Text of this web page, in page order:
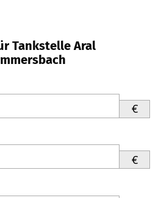
Tankstelle Aral
€
€